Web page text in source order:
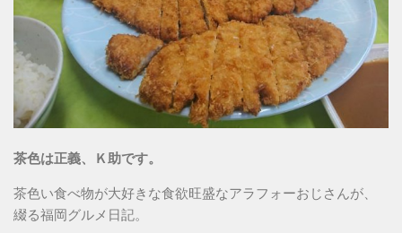
茶色は正義、Ｋ助です。
茶色い食べ物が大好きな食欲旺盛なアラフォーおじさんが、
綴る福岡グルメ日記。